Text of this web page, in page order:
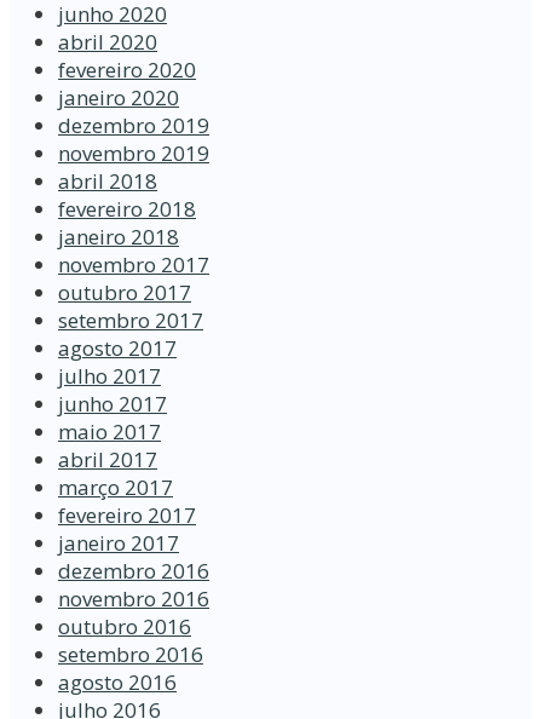
junho 2020
abril 2020
fevereiro 2020
janeiro 2020
dezembro 2019
novembro 2019
abril 2018
fevereiro 2018
janeiro 2018
novembro 2017
outubro 2017
setembro 2017
agosto 2017
julho 2017
junho 2017
maio 2017
abril 2017
março 2017
fevereiro 2017
janeiro 2017
dezembro 2016
novembro 2016
outubro 2016
setembro 2016
agosto 2016
julho 2016